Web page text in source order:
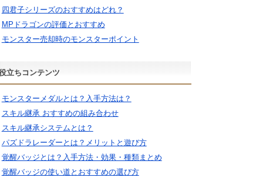
四君子シリーズのおすすめはどれ？
MPドラゴンの評価とおすすめ
モンスター売却時のモンスターポイント
立ちコンテンツ
モンスターメダルとは？入手方法は？
スキル継承 おすすめの組み合わせ
スキル継承システムとは？
パズドラレーダーとは？メリットと遊び方
覚醒バッジとは？入手方法・効果・種類まとめ
覚醒バッジの使い道とおすすめの選び方